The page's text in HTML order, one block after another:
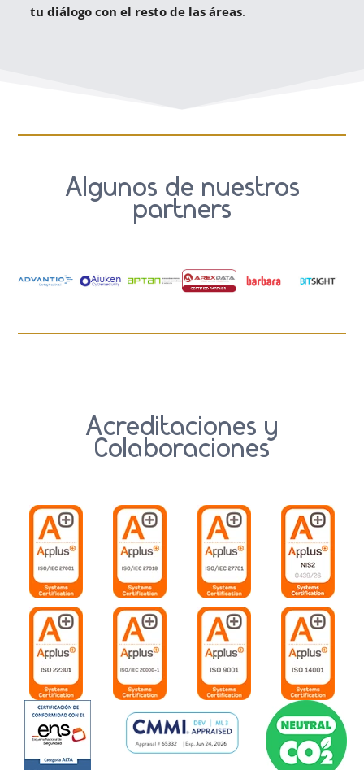
tu diálogo con el resto de las áreas.
Algunos de nuestros
partners
Acreditaciones y
Colaboraciones